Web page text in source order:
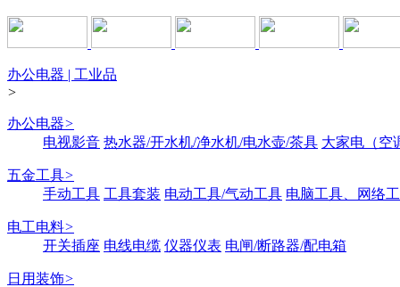
办公电器 | 工业品
>
办公电器>
电视影音 热水器/开水机/净水机/电水壶/茶具 大家电（空
五金工具>
手动工具 工具套装 电动工具/气动工具 电脑工具、网络
电工电料>
开关插座 电线电缆 仪器仪表 电闸/断路器/配电箱
日用装饰>